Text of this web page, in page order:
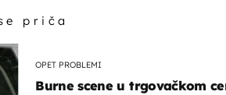
priča
OPET PROBLEMI
Burne scene u trgovačkom